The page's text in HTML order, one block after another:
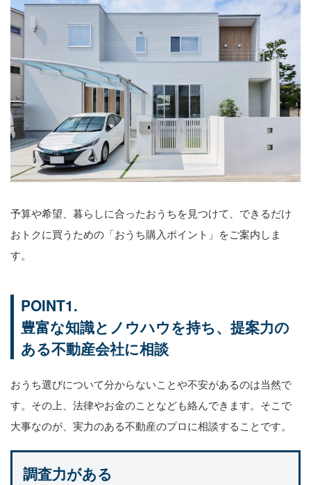
予算や希望、暮らしに合ったおうちを見つけて、できるだけ
おトクに買うための「おうち購入ポイント」をご案内しま
す。
POINT1.
豊富な知識とノウハウを持ち、提案力の
ある不動産会社に相談
おうち選びについて分からないことや不安があるのは当然で
す。その上、法律やお金のことなども絡んできます。そこで
大事なのが、実力のある不動産のプロに相談することです。
調査力がある